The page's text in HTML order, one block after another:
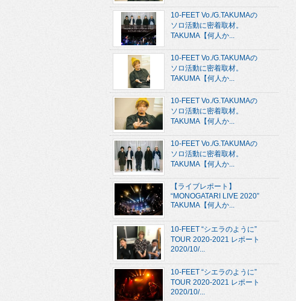
10-FEET Vo./G.TAKUMAの
ソロ活動に密着取材。
TAKUMA【何人か...
10-FEET Vo./G.TAKUMAの
ソロ活動に密着取材。
TAKUMA【何人か...
10-FEET Vo./G.TAKUMAの
ソロ活動に密着取材。
TAKUMA【何人か...
10-FEET Vo./G.TAKUMAの
ソロ活動に密着取材。
TAKUMA【何人か...
【ライブレポート】
“MONOGATARI LIVE 2020”
TAKUMA【何人か...
10-FEET “シエラのように”
TOUR 2020-2021 レポート
2020/10/...
10-FEET “シエラのように”
TOUR 2020-2021 レポート
2020/10/...